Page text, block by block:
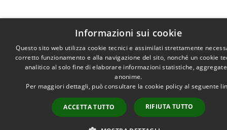
Informazioni sui cookie
Questo sito web utilizza cookie tecnici e assimilati strettamente
corretto funzionamento e alla navigazione del sito, nonché un cookie
analitico al solo fine di elaborare informazioni statistiche,
anonime.
Per maggiori dettagli, può consultare la cookie policy al seguente
ACCETTA TUTTO RIFIUTA TUTTO